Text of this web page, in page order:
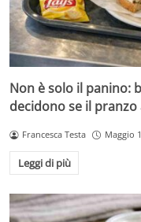
Non è solo il panino:
decidono se il
Francesca Testa Maggio
Leggi di più